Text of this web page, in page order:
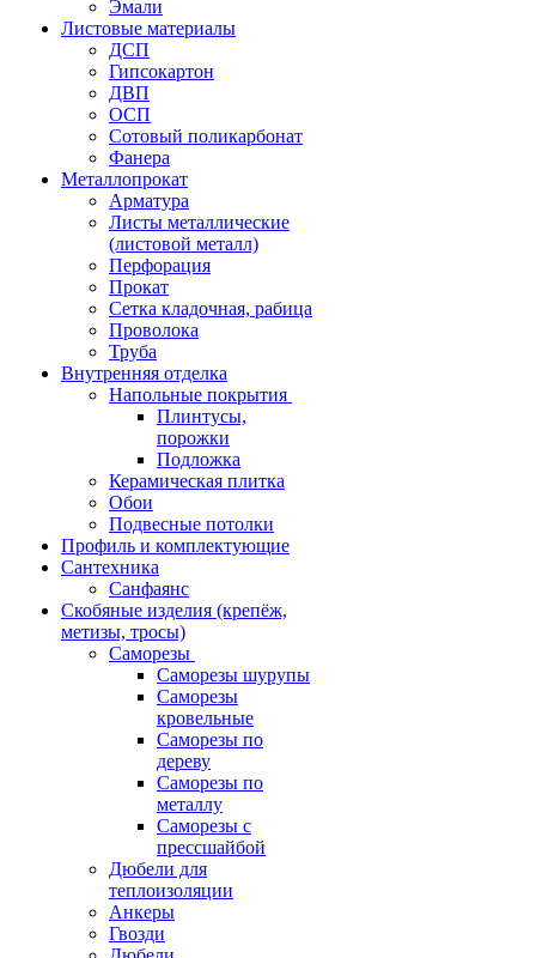
Эмали
Листовые материалы
ДСП
Гипсокартон
ДВП
ОСП
Сотовый поликарбонат
Фанера
Металлопрокат
Арматура
Листы металлические
(листовой металл)
Перфорация
Прокат
Сетка кладочная, рабица
Проволока
Труба
Внутренняя отделка
Напольные покрытия
Плинтусы,
порожки
Подложка
Керамическая плитка
Обои
Подвесные потолки
Профиль и комплектующие
Сантехника
Санфаянс
Скобяные изделия (крепёж,
метизы, тросы)
Саморезы
Саморезы шурупы
Саморезы
кровельные
Саморезы по
дереву
Саморезы по
металлу
Саморезы с
прессшайбой
Дюбели для
теплоизоляции
Анкеры
Гвозди